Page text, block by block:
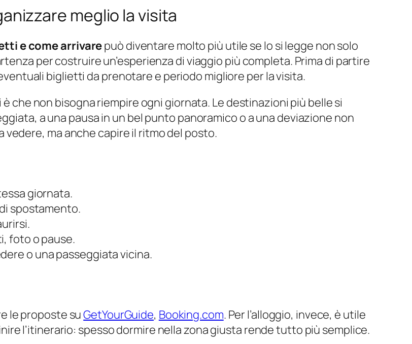
meglio la visita
e come arrivarepuò diventare molto più utile se lo si legge non solo
per costruire un’esperienza di viaggio più completa. Prima di partire
biglietti da prenotare e periodo migliore per la visita.
che non bisogna riempire ogni giornata. Le destinazioni più belle si
a una pausa in un bel punto panoramico o a una deviazione non
vedere, ma anche capire il ritmo del posto.
giornata.
spostamento.
foto o pause.
o una passeggiata vicina.
le proposte suGetYourGuide, Booking.com. Per l’alloggio, invece, è utile
l’itinerario: spesso dormire nella zona giusta rende tutto più semplice.